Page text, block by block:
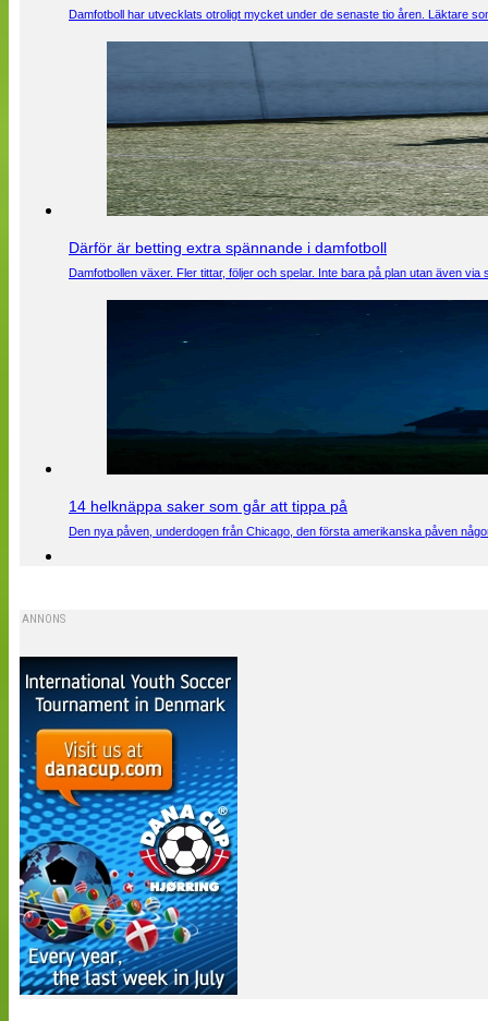
Damfotboll har utvecklats otroligt mycket under de senaste tio åren. Läktare
Därför är betting extra spännande i damfotboll
Damfotbollen växer. Fler tittar, följer och spelar. Inte bara på plan utan även
14 helknäppa saker som går att tippa på
Den nya påven, underdogen från Chicago, den första amerikanska påven
ANNONS